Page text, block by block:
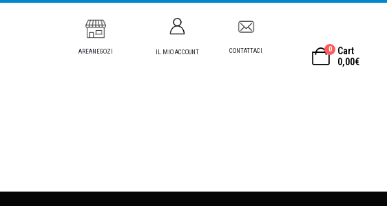
AREANEGOZI IL MIO ACCOUNT CONTATTACI 0
Cart
0,00€